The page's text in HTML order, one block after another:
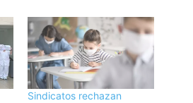
Sindicatos rechazan